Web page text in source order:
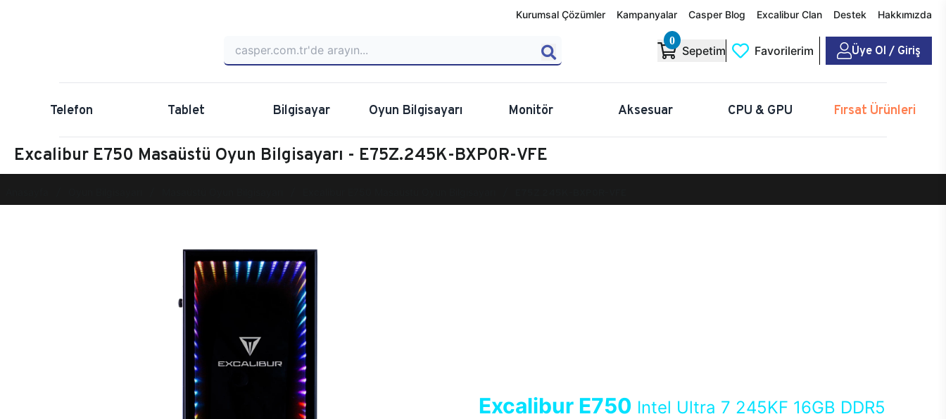
Kurumsal Çözümler Kampanyalar Casper Blog Excalibur Clan Destek Hakkımızda
0
Sepetim Favorilerim Üye Ol / Giriş
Telefon Tablet Bilgisayar Oyun Bilgisayarı Monitör Aksesuar CPU & GPU Fırsat Ürünleri
Excalibur E750 Masaüstü Oyun Bilgisayarı - E75Z.245K-BXP0R-VFE
Excalibur E750 Intel Ultra 7 245KF 16GB DDR5